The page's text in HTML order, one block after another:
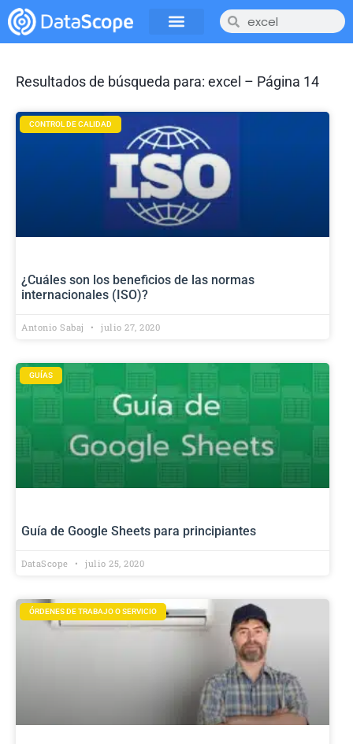
Resultados de búsqueda para: excel – Página 14
CONTROL DE CALIDAD
¿Cuáles son los beneficios de las normas
internacionales (ISO)?
Antonio Sabaj julio 27, 2020
GUÍAS
Guía de Google Sheets para principiantes
DataScope julio 25, 2020
ÓRDENES DE TRABAJO O SERVICIO